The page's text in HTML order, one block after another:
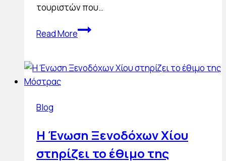
τουριστών που…
Read MoreΠυρκαγιές
–
των
πυροσβεστικών
Blog
Η Ένωση Ξενοδόχων Χίου
στηρίζει το έθιμο της